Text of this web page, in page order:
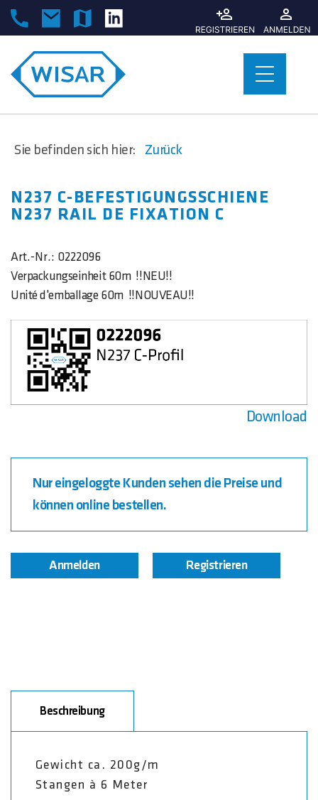
Sie befinden sich hier: Zurück
N237 C-BEFESTIGUNGSSCHIENE
N237 RAIL DE FIXATION C
Art.-Nr.: 0222096
Verpackungseinheit 60m !!NEU!!
Unité d'emballage 60m !!NOUVEAU!!
Download
Nur eingeloggte Kunden sehen die Preise und
können online bestellen.
Anmelden Registrieren
Beschreibung
Gewicht ca. 200g/m
Stangen à 6 Meter